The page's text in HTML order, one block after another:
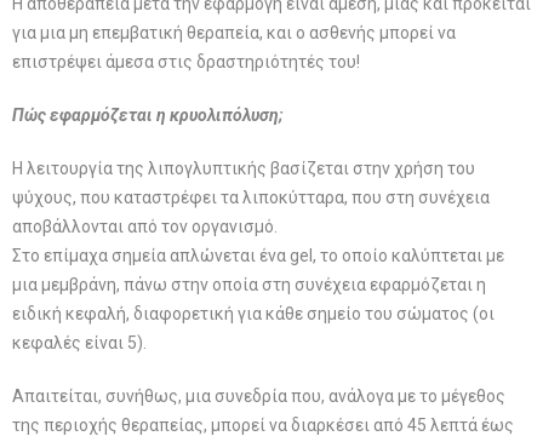
για μια μη επεμβατική θεραπεία, και ο ασθενής μπορεί να
επιστρέψει άμεσα στις δραστηριότητές του!
Πώς εφαρμόζεται η κρυολιπόλυση;
Η λειτουργία της λιπογλυπτικής βασίζεται στην χρήση του
ψύχους, που καταστρέφει τα λιποκύτταρα, που στη συνέχεια
αποβάλλονται από τον οργανισμό.
Στο επίμαχα σημεία απλώνεται ένα gel, το οποίο καλύπτεται με
μια μεμβράνη, πάνω στην οποία στη συνέχεια εφαρμόζεται η
ειδική κεφαλή, διαφορετική για κάθε σημείο του σώματος (οι
κεφαλές είναι 5).
Απαιτείται, συνήθως, μια συνεδρία που, ανάλογα με το μέγεθος
της περιοχής θεραπείας, μπορεί να διαρκέσει από 45 λεπτά έως